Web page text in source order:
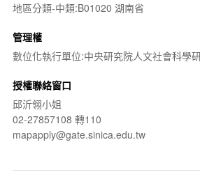
地區分類-中類:B01020 湖南省
管理權
數位化執行單位:中央研究院人文社會科學
授權聯絡窗口
邱沂翎小姐
02-27857108 轉110
mapapply@gate.sinica.edu.tw